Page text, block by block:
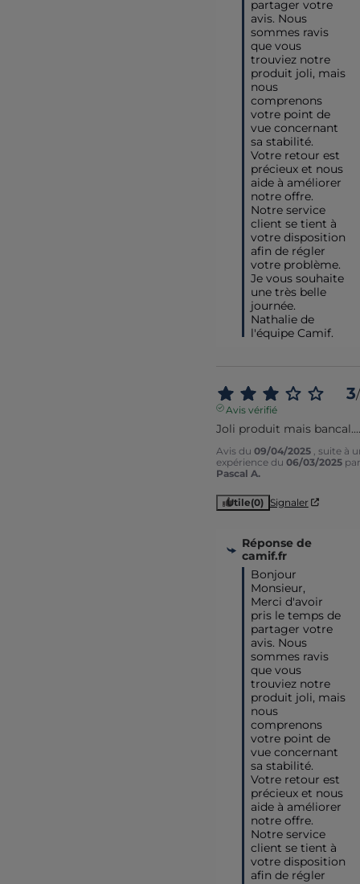
partager votre
avis. Nous
sommes ravis
que vous
trouviez notre
produit joli, mais
nous
comprenons
votre point de
vue concernant
sa stabilité.
Votre retour est
précieux et nous
aide à améliorer
notre offre.
Notre service
client se tient à
votre disposition
afin de régler
votre problème.
Je vous souhaite
une très belle
journée.
Nathalie de
l'équipe Camif.
3/
Avis vérifié
Joli produit mais bancal....
Avis du 09/04/2025
, suite à
expérience du 06/03/2025 par
Pascal A.
Utile(0) Signaler
Réponse de
camif.fr
Bonjour
Monsieur,
Merci d'avoir
pris le temps de
partager votre
avis. Nous
sommes ravis
que vous
trouviez notre
produit joli, mais
nous
comprenons
votre point de
vue concernant
sa stabilité.
Votre retour est
précieux et nous
aide à améliorer
notre offre.
Notre service
client se tient à
votre disposition
afin de régler